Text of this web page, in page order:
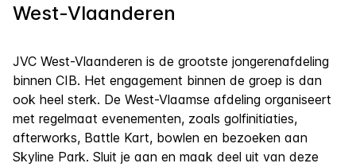
West-Vlaanderen
JVC West-Vlaanderen is de grootste jongerenafdeling
binnen CIB. Het engagement binnen de groep is dan
ook heel sterk. De West-Vlaamse afdeling organiseert
met regelmaat evenementen, zoals golfinitiaties,
afterworks, Battle Kart, bowlen en bezoeken aan
Skyline Park. Sluit je aan en maak deel uit van deze